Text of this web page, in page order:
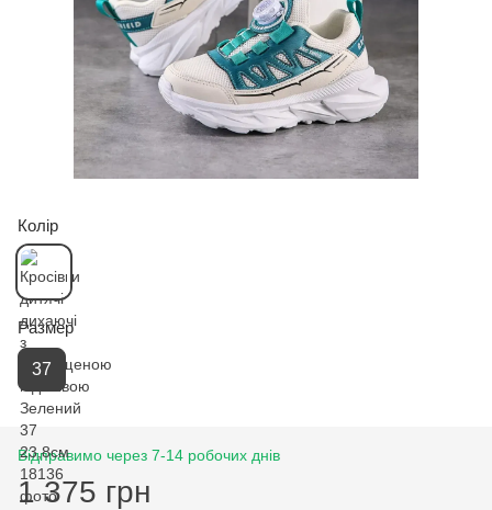
Колір
Размер
37
Відправимо через 7-14 робочих днів
1 375 грн